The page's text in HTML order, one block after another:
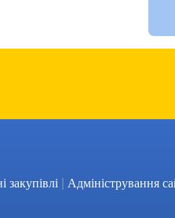
закупівлі | Адміністрування